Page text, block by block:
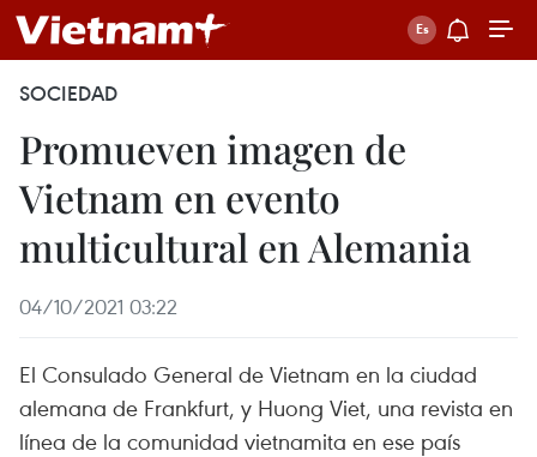
SOCIEDAD
Promueven imagen de
Vietnam en evento
multicultural en Alemania
04/10/2021 03:22
El Consulado General de Vietnam en la ciudad
alemana de Frankfurt, y Huong Viet, una revista en
línea de la comunidad vietnamita en ese país